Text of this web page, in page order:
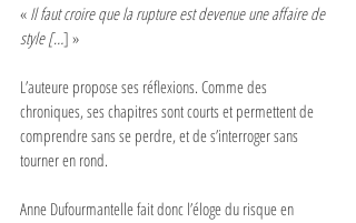
« Il faut croire que la rupture est devenue une affaire de
style […] »
L’auteure propose ses réflexions. Comme des
chroniques, ses chapitres sont courts et permettent de
comprendre sans se perdre, et de s’interroger sans
tourner en rond.
Anne Dufourmantelle fait donc l’éloge du risque en